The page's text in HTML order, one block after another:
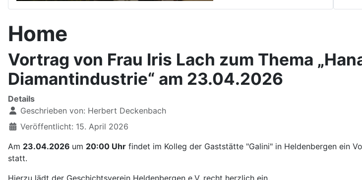
Home
Vortrag von Frau Iris Lach zum Thema
Diamantindustrie“ am 23.04.2026
Details
Geschrieben von: Herbert Deckenbach
Veröffentlicht: 15. April 2026
Am 23.04.2026 um 20:00 Uhr findet im Kolleg der Gaststätte "Galini" in Heldenbergen ein
statt.
Hierzu lädt der Geschichtsverein Heldenbergen e.V. recht herzlich ein.